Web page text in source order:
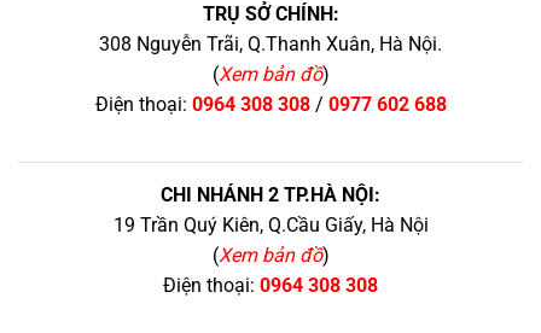
TRỤ SỞ CHÍNH:
308 Nguyễn Trãi, Q.Thanh Xuân, Hà Nội.
(Xem bản đồ)
Điện thoại: 0964 308 308/ 0977 602 688
CHI NHÁNH 2 TP.HÀ NỘI:
19 Trần Quý Kiên, Q.Cầu Giấy, Hà Nội
(Xem bản đồ)
Điện thoại: 0964 308 308